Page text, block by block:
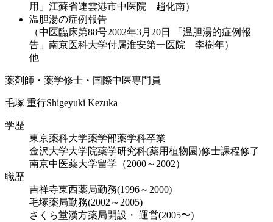
用」江蘇省連雲港市中医院 趙化南）
温胆湯の症例報告
（中医臨床第88号2002年3月20日 「温胆湯的症例報
告」南京医科大学付属淮安第一医院 李樹年）
他
薬剤師・薬学修士・国際中医専門員
毛塚 重行Shigeyuki Kezuka
学歴
東京薬科大学薬学部薬学科卒業
金沢大学大学院薬学研究科(薬用植物園)修士課程修了
南京中医薬大学留学（2000～2002）
職歴
吉祥寺東西薬局勤務(1996～2000)
毛塚薬局勤務(2002～2005)
さくら堂漢方薬局開設・ 運営(2005〜)